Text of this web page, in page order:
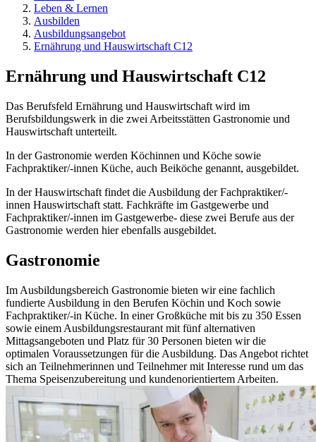
Leben & Lernen
Ausbilden
Ausbildungsangebot
Ernährung und Hauswirtschaft C12
Ernährung und Hauswirtschaft C12
Das Berufsfeld Ernährung und Hauswirtschaft wird im
Berufsbildungswerk in die zwei Arbeitsstätten Gastronomie und
Hauswirtschaft unterteilt.
In der Gastronomie werden Köchinnen und Köche sowie
Fachpraktiker/-innen Küche, auch Beiköche genannt, ausgebildet.
In der Hauswirtschaft findet die Ausbildung der Fachpraktiker/-
innen Hauswirtschaft statt. Fachkräfte im Gastgewerbe und
Fachpraktiker/-innen im Gastgewerbe- diese zwei Berufe aus der
Gastronomie werden hier ebenfalls ausgebildet.
Gastronomie
Im Ausbildungsbereich Gastronomie bieten wir eine fachlich
fundierte Ausbildung in den Berufen Köchin und Koch sowie
Fachpraktiker/-in Küche. In einer Großküche mit bis zu 350 Essen
sowie einem Ausbildungsrestaurant mit fünf alternativen
Mittagsangeboten und Platz für 30 Personen bieten wir die
optimalen Voraussetzungen für die Ausbildung. Das Angebot richtet
sich an Teilnehmerinnen und Teilnehmer mit Interesse rund um das
Thema Speisenzubereitung und kundenorientiertem Arbeiten.